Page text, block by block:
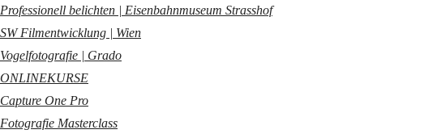
Professionell belichten | Eisenbahnmuseum Strasshof
SW Filmentwicklung | Wien
Vogelfotografie | Grado
ONLINEKURSE
Capture One Pro
Fotografie Masterclass